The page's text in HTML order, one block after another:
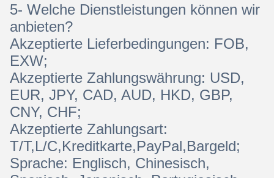
5- Welche Dienstleistungen können wir
anbieten?
Akzeptierte Lieferbedingungen: FOB,
EXW;
Akzeptierte Zahlungswährung: USD,
EUR, JPY, CAD, AUD, HKD, GBP,
CNY, CHF;
Akzeptierte Zahlungsart:
T/T,L/C,Kreditkarte,PayPal,Bargeld;
Sprache: Englisch, Chinesisch,